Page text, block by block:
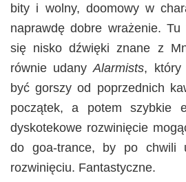
bity i wolny, doomowy w
naprawdę dobre wrażenie. Tu
się nisko dźwięki znane z
równie udanyAlarmists, który
być gorszy od poprzednich
początek, a potem szybkie
dyskotekowe rozwinięcie
do goa-trance, by po chwili
rozwinięciu. Fantastyczne.